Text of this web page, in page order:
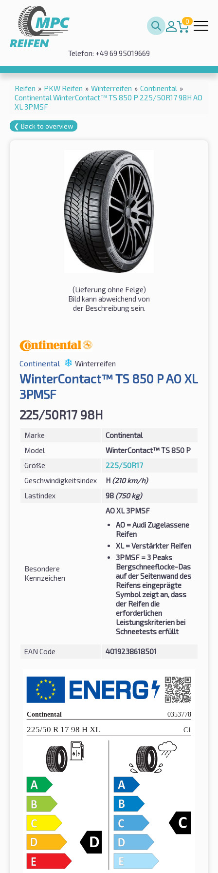
0
Telefon: +49 69 95019669
Reifen » PKW Reifen » Winterreifen » Continental »
Continental WinterContact™ TS 850 P 225/50R17 98H AO
XL 3PMSF
❮ Back to overview
(Lieferung ohne Felge)
Bild kann abweichend von
der Beschreibung sein.
Continental Winterreifen
WinterContact™ TS 850 P AO XL
3PMSF
225/50R17 98H
Marke
Continental
Model
WinterContact™ TS 850 P
Größe
225/50R17
Geschwindigkeitsindex
H (210 km/h)
Lastindex
98 (750 kg)
Besondere
Kennzeichen
AO XL 3PMSF
AO = Audi Zugelassene
Reifen
XL= Verstärkter Reifen
3PMSF = 3 Peaks
Bergschneeflocke-Das
auf der Seitenwand des
Reifens eingeprägte
Symbol zeigt an, dass
der Reifen die
erforderlichen
Leistungskriterien bei
Schneetests erfüllt
EAN Code 4019238618501